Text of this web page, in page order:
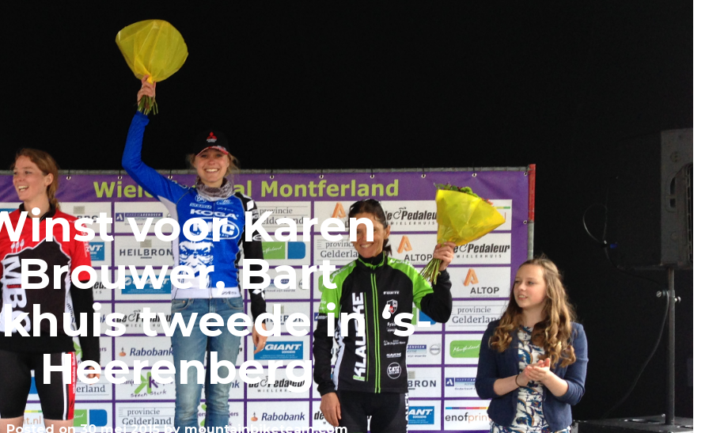
voor Karen
Brouwer, Bart
tweede in ‘s-
Heerenberg
Posted on30 mei 2015bymountainbiketeam.com